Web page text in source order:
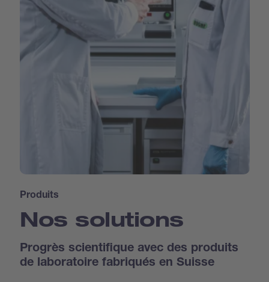
Produits
Nos solutions
Progrès scientifique avec des produits
de laboratoire fabriqués en Suisse